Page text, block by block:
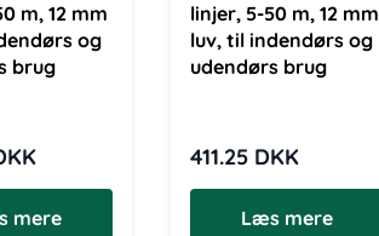
m, 12 mm
og
brug
mere
linjer, 5-50 m, 12 mm
luv, til indendørs og
udendørs brug
411.25 DKK
Læs mere